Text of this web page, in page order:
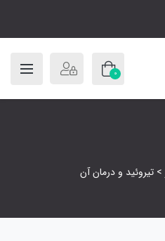
0
> تیروئید و درمان آن